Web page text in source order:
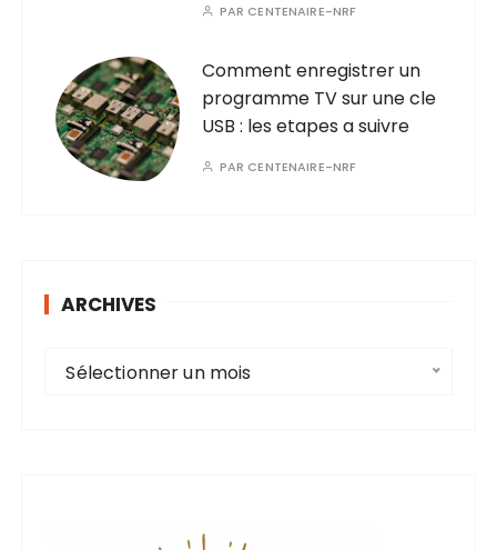
PAR CENTENAIRE-NRF
Comment enregistrer un
programme TV sur une cle
USB : les etapes a suivre
PAR CENTENAIRE-NRF
ARCHIVES
Sélectionner un mois